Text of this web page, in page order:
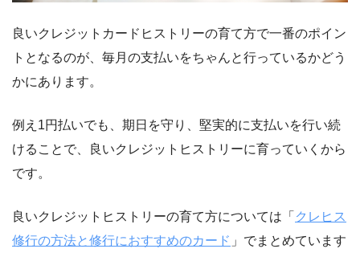
良いクレジットカードヒストリーの育て方で一番のポイン
トとなるのが、毎月の支払いをちゃんと行っているかどう
かにあります。
例え1円払いでも、期日を守り、堅実的に支払いを行い続
けることで、良いクレジットヒストリーに育っていくから
です。
良いクレジットヒストリーの育て方については「 クレヒス
修行の方法と修行におすすめのカード 」でまとめています